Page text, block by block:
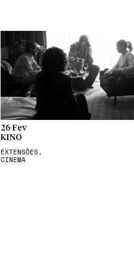
26 Fev
KINO
EXTENSÕES,
CINEMA